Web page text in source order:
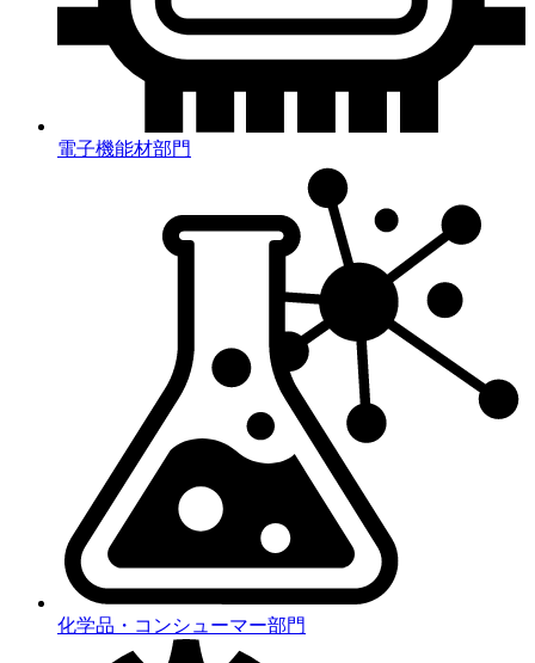
電子機能材部門
化学品・コンシューマー部門